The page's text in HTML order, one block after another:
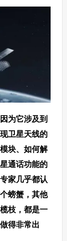
为它涉及到
卫星天线的
块、如何解
通话功能的
家几乎都认
螃蟹，其他
枝，都是一
得非常出